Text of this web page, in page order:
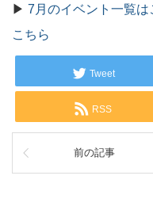
▶ 7月のイベント一覧は
こちら
Tweet
RSS
前の記事